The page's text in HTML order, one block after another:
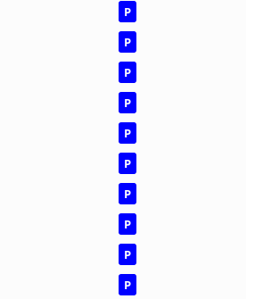
P
P
P
P
P
P
P
P
P
P